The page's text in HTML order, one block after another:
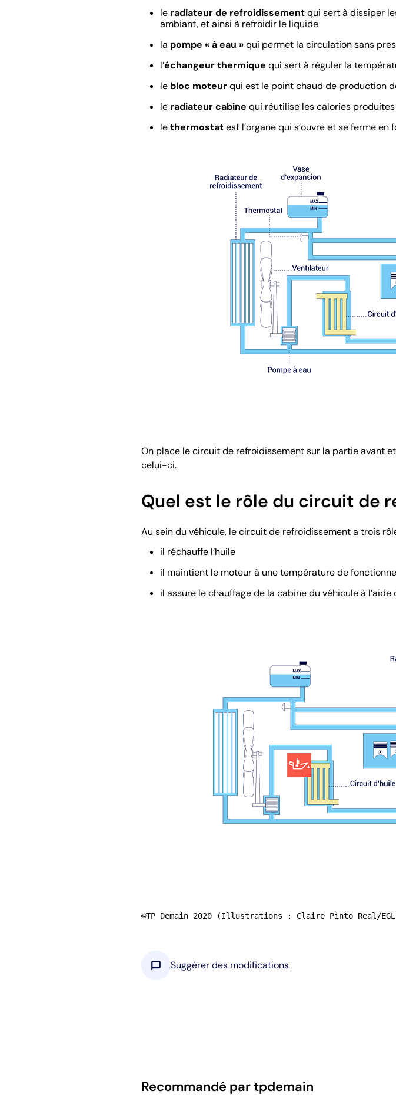
le radiateur de refroidissementqui sert à dissiper
ambiant, et ainsi à refroidir le liquide
la pompe « à eau »qui permet la circulation sans
l’échangeur thermique qui sert à réguler la
le bloc moteurqui est le point chaud de production
le radiateur cabine qui réutilise les calories
lethermostatest l’organe qui s’ouvre et se ferme
On place le circuit de refroidissement sur la partie avant
celui-ci.
Quel est le rôle du circuit de
Au sein du véhicule, le circuit de refroidissement a trois
il réchauffe l’huile
il maintient le moteur à une température de
il assure le chauffage de la cabine du véhicule à
©TP Demain 2020 (Illustrations : Claire Pinto Real/
chat_bubble Suggérer des modifications
Recommandé par tpdemain